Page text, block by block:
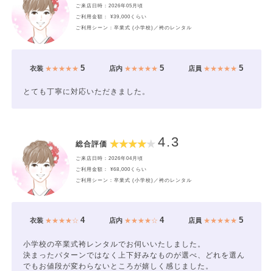
ご来店日時：2026年05月頃
ご利用金額： ¥39,000くらい
ご利用シーン：卒業式 (小学校)／袴のレンタル
衣装★★★★★ 5 店内★★★★★ 5 店員 ★★★★★5
とても丁寧に対応いただきました。
総合評価 4.3
ご来店日時：2026年04月頃
ご利用金額： ¥68,000くらい
ご利用シーン：卒業式 (小学校)／袴のレンタル
衣装★★★★☆ 4 店内★★★★☆ 4 店員 ★★★★★5
小学校の卒業式袴レンタルでお伺いいたしました。
決まったパターンではなく上下好みなものが選べ、どれを選ん
でもお値段が変わらないところが嬉しく感じました。